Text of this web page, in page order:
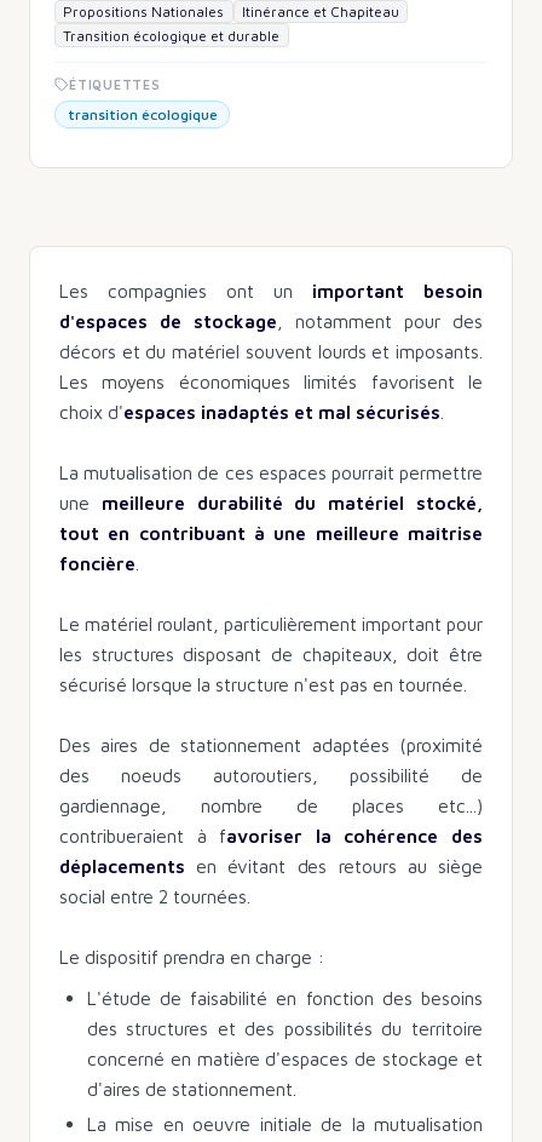
Les compagnies ont un important besoin
d'espaces de stockage , notamment pour des
décors et du matériel souvent lourds et imposants.
Les moyens économiques limités favorisent le
choix d'espaces inadaptés et mal sécurisés
La mutualisation de ces espaces pourrait permettre
une meilleure durabilité du matériel stocké,
tout en contribuant à une meilleure maîtrise
foncière
Le matériel roulant, particulièrement important pour
les structures disposant de chapiteaux, doit être
sécurisé lorsque la structure n'est pas en tournée.
Des aires de stationnement adaptées (proximité
des noeuds autoroutiers, possibilité de
gardiennage, nombre de places etc...)
contribueraient à favoriser la cohérence des
déplacements en évitant des retours au siège
social entre 2 tournées.
Le dispositif prendra en charge :
L'étude de faisabilité en fonction des besoins
des structures et des possibilités du territoire
concerné en matière d'espaces de stockage et
d'aires de stationnement.
La mise en oeuvre initiale de la mutualisation
Propositions Nationales
Itinérance et Chapiteau
Transition écologique et durable
ÉTIQUETTES
transition écologique